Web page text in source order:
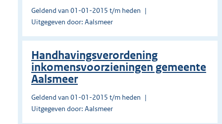
Geldend van 01-01-2015 t/m heden
Uitgegeven door: Aalsmeer
Handhavingsverordening
inkomensvoorzieningen gemeente
Aalsmeer
Geldend van 01-01-2015 t/m heden
Uitgegeven door: Aalsmeer